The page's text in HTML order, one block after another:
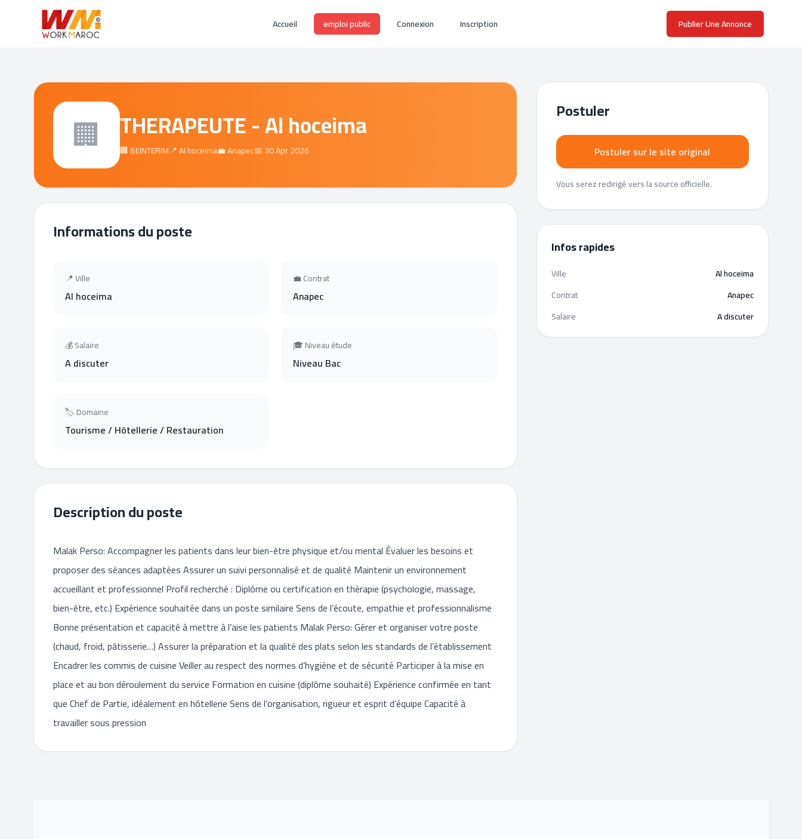
Accueil emploi public Connexion Inscription Publier Une Annonce
🏢 THERAPEUTE - Al hoceima
🏢 BEINTERIM📍 Al hoceima💼 Anapec📅 30 Apr 2026
Informations du poste
📍 Ville
Al hoceima
💼 Contrat
Anapec
💰 Salaire
A discuter
🎓 Niveau étude
Niveau Bac
🏷 Domaine
Tourisme / Hôtellerie / Restauration
Description du poste
Malak Perso: Accompagner les patients dans leur bien-être physique et/ou mental Évaluer les besoins et
proposer des séances adaptées Assurer un suivi personnalisé et de qualité Maintenir un environnement
accueillant et professionnel Profil recherché : Diplôme ou certification en thérapie (psychologie, massage,
bien-être, etc.) Expérience souhaitée dans un poste similaire Sens de l’écoute, empathie et professionnalisme
Bonne présentation et capacité à mettre à l’aise les patients Malak Perso: Gérer et organiser votre poste
(chaud, froid, pâtisserie…) Assurer la préparation et la qualité des plats selon les standards de l’établissement
Encadrer les commis de cuisine Veiller au respect des normes d’hygiène et de sécurité Participer à la mise en
place et au bon déroulement du service Formation en cuisine (diplôme souhaité) Expérience confirmée en tant
que Chef de Partie, idéalement en hôtellerie Sens de l’organisation, rigueur et esprit d’équipe Capacité à
travailler sous pression
Postuler
Postuler sur le site original
Vous serez redirigé vers la source officielle.
Infos rapides
Ville
Al hoceima
Contrat
Anapec
Salaire
A discuter